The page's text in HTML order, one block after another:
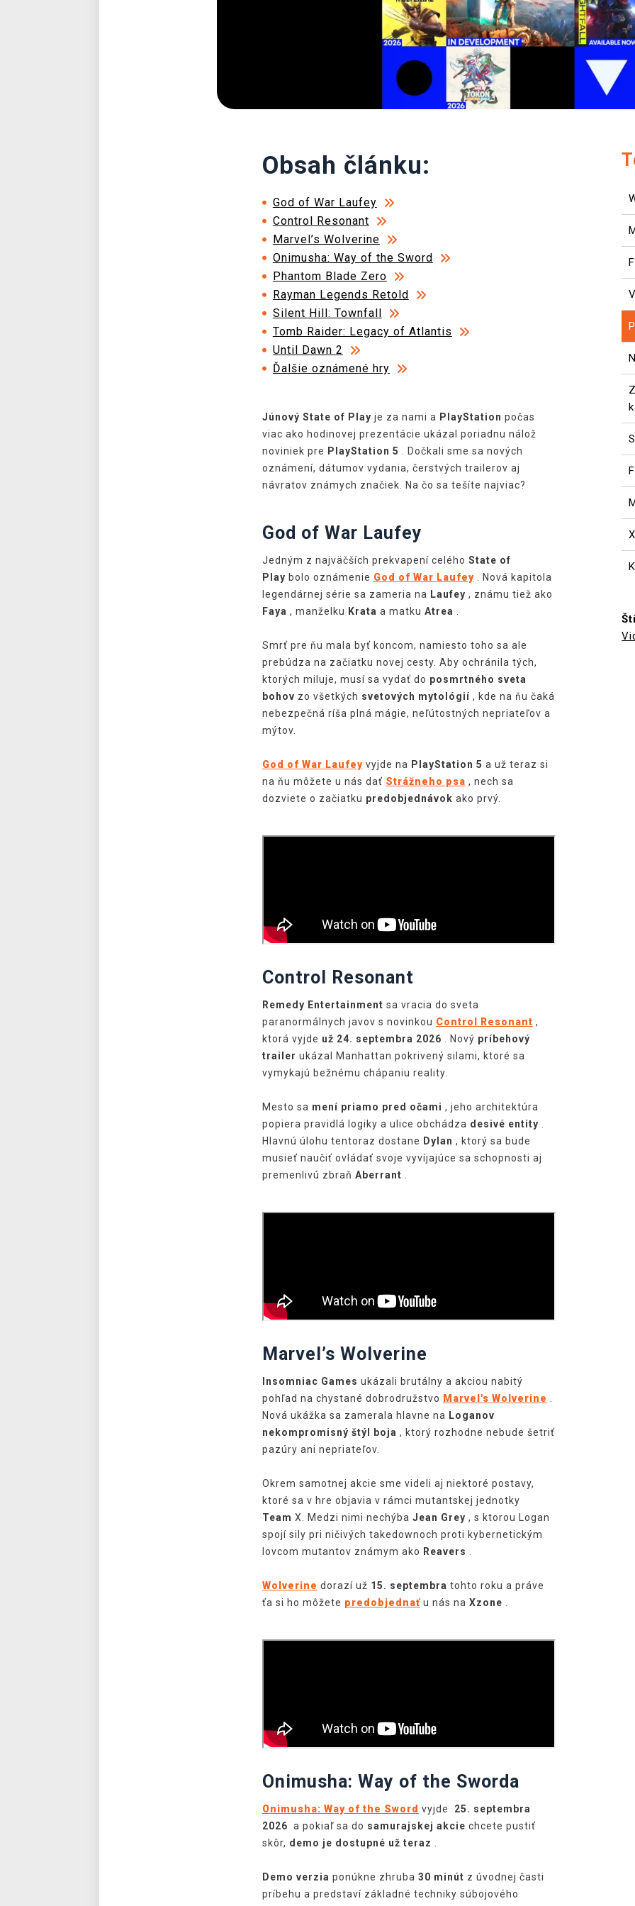
Obsah článku:
God of War Laufey
Control Resonant
Marvel’s Wolverine
Onimusha: Way of the Sword
Phantom Blade Zero
Rayman Legends Retold
Silent Hill: Townfall
Tomb Raider: Legacy of Atlantis
Until Dawn 2
Ďalšie oznámené hry
Júnový State of Play je za nami a PlayStation počas
viac ako hodinovej prezentácie ukázal poriadnu nálož
noviniek pre PlayStation 5
. Dočkali sme sa nových
oznámení, dátumov vydania, čerstvých trailerov aj
návratov známych značiek. Na čo sa tešíte najviac?
God of War Laufey
Jedným z najväčších prekvapení celého State of
Play bolo oznámenie God of War Laufey. Nová kapitola
legendárnej série sa zameria na Laufey , známu tiež ako
Faya , manželku Krata a matku Atrea
Smrť pre ňu mala byť koncom, namiesto toho sa ale
prebúdza na začiatku novej cesty. Aby ochránila tých,
ktorých miluje, musí sa vydať do posmrtného sveta
bohov zo všetkých svetových mytológií, kde na ňu čaká
nebezpečná ríša plná mágie, neľútostných nepriateľov a
mýtov.
God of War Laufeyvyjde na PlayStation 5 a už teraz si
na ňu môžete u nás dať Strážneho psa , nech sa
dozviete o začiatku predobjednávok ako prvý.
Control Resonant
Remedy Entertainment sa vracia do sveta
paranormálnych javov s novinkou Control Resonant ,
ktorá vyjde už 24. septembra 2026 . Nový príbehový
trailer ukázal Manhattan pokrivený silami, ktoré sa
vymykajú bežnému chápaniu reality.
Mesto sa mení priamo pred očami , jeho architektúra
popiera pravidlá logiky a ulice obchádza desivé entity
Hlavnú úlohu tentoraz dostane Dylan , ktorý sa bude
musieť naučiť ovládať svoje vyvíjajúce sa schopnosti aj
premenlivú zbraň Aberrant
Marvel’s Wolverine
Insomniac Games ukázali brutálny a akciou nabitý
pohľad na chystané dobrodružstvo Marvel's Wolverine
Nová ukážka sa zamerala hlavne na Loganov
nekompromisný štýl boja , ktorý rozhodne nebude šetriť
pazúry ani nepriateľov.
Okrem samotnej akcie sme videli aj niektoré postavy,
ktoré sa v hre objavia v rámci mutantskej jednotky
Team X. Medzi nimi nechýba Jean Grey , s ktorou Logan
spojí sily pri ničivých takedownoch proti kybernetickým
lovcom mutantov známym ako Reavers
Wolverine dorazí už 15. septembra tohto roku a práve
ťa si ho môžete predobjednaťu nás na Xzone
Onimusha: Way of the Sworda
Onimusha: Way of the Sword vyjde
25. septembra
2026 a pokiaľ sa do samurajskej akcie chcete pustiť
skôr, demo je dostupné už teraz
Demo verzia ponúkne zhruba 30 minút z úvodnej časti
príbehu a predstaví základné techniky súbojového